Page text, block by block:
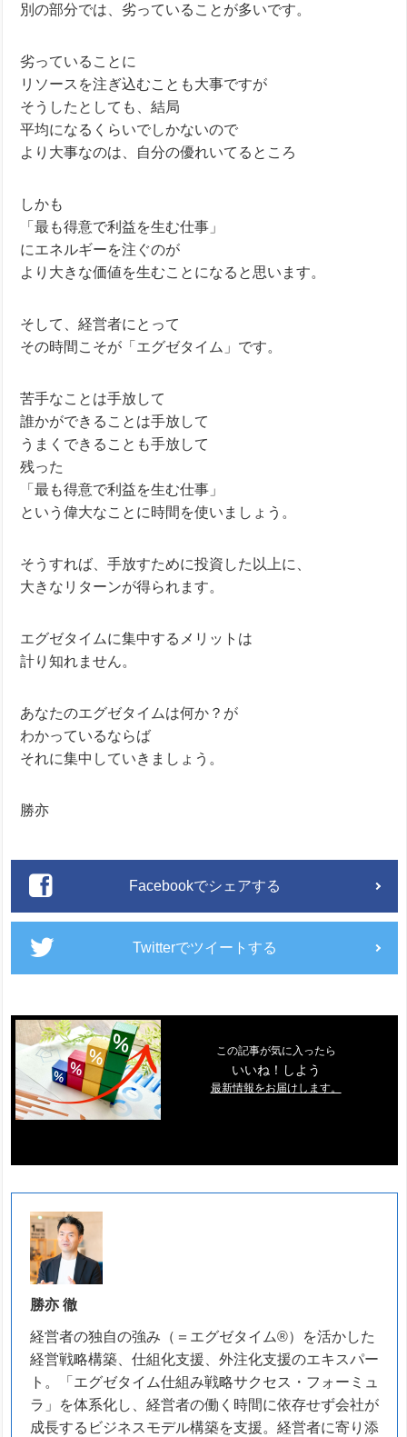
別の部分では、劣っていることが多いです。
劣っていることに
リソースを注ぎ込むことも大事ですが
そうしたとしても、結局
平均になるくらいでしかないので
より大事なのは、自分の優れいてるところ
しかも
「最も得意で利益を生む仕事」
にエネルギーを注ぐのが
より大きな価値を生むことになると思います。
そして、経営者にとって
その時間こそが「エグゼタイム」です。
苦手なことは手放して
誰かができることは手放して
うまくできることも手放して
残った
「最も得意で利益を生む仕事」
という偉大なことに時間を使いましょう。
そうすれば、手放すために投資した以上に、
大きなリターンが得られます。
エグゼタイムに集中するメリットは
計り知れません。
あなたのエグゼタイムは何か？が
わかっているならば
それに集中していきましょう。
勝亦
Facebookでシェアする
Twitterでツイートする
この記事が気に入ったら
いいね！しよう
最新情報をお届けします。
勝亦 徹
経営者の独自の強み（＝エグゼタイム®）を活かした
経営戦略構築、仕組化支援、外注化支援のエキスパー
ト。「エグゼタイム仕組み戦略サクセス・フォーミュ
ラ」を体系化し、経営者の働く時間に依存せず会社が
成長するビジネスモデル構築を支援。経営者に寄り添